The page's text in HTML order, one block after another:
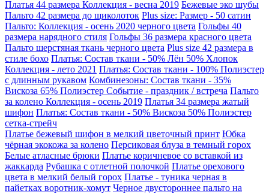
Платья 44 размера Коллекция - весна 2019 Бежевые эко шубы
Пальто 42 размера до щиколоток Plus size: Размер - 50 сатин
Пальто: Коллекция - осень 2020 черного цвета Гольфы 40
размера нарядного стиля Гольфы 36 размера красного цвета
Пальто шерстяная ткань черного цвета Plus size 42 размера в
стиле бохо Платья: Состав ткани - 50% Лён 50% Хлопок
Коллекция - лето 2021 Платья: Состав ткани - 100% Полиэстер
с длинным рукавом Комбинезоны: Состав ткани - 35%
Вискоза 65% Полиэстер Событие - праздник / встреча Пальто
за колено Коллекция - осень 2019 Платья 34 размера жатый
шифон Платья: Состав ткани - 50% Вискоза 50% Полиэстер
сетка-стрейч
Платье бежевый шифон в мелкий цветочный принт Юбка
чёрная экокожа за колено Персиковая блуза в темный горох
Белые атласные брюки Платье коричневое со вставкой из
жаккарда Рубашка с отлетной полочкой Платье орехового
цвета в мелкий белый горох Платье - туника черная в
пайетках воротник-хомут Черное двустороннее пальто на